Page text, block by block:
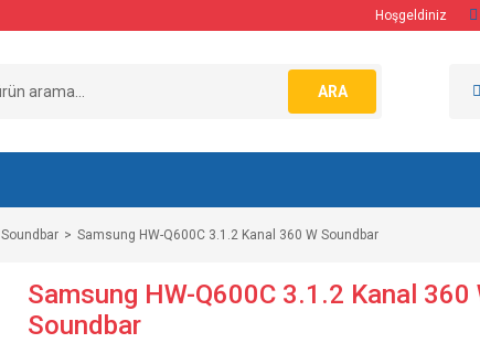
Hoşgeldiniz
ARA
Soundbar Samsung HW-Q600C 3.1.2 Kanal 360 W Soundbar
Samsung HW-Q600C 3.1.2 Kanal 360
Soundbar